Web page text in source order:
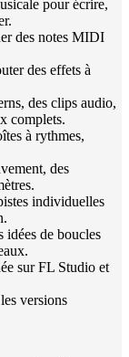
pour écrire,
des notes MIDI
des effets à
des clips audio,
complets.
à rythmes,
des
individuelles
idées de boucles
sur FL Studio et
versions